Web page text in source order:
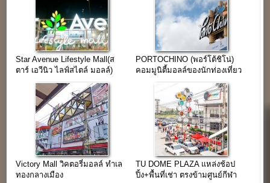
Star Avenue Lifestyle Mall(ส
ตาร์ เอวีนิว ไลฟ์สไตล์ มอลล์)
เชียงใหม่
PORTOCHINO (พอร์โต้ชิโน่)
คอมมูนิตี้มอลล์ของนักท่องเที่ยว
Victory Mall วิคตอรี่มอลล์ ทำเล
ทองกลางเมือง
TU DOME PLAZA แหล่งช้อป
ปิ้ง+พื้นที่เช่า ตรงข้ามศูนย์กีฬา